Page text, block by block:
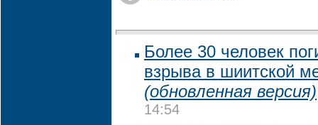
Более 30 человек
взрыва в шиитской
(обновленная версия)
14:54